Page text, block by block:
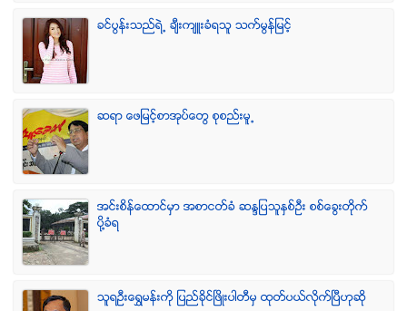
ခင္ပြန္းသည္ရဲ႕ ခ်ီးက်ဴးခံရသူ သက္မြန္ျမင့္
ဆရာ ေဖျမင့္စာအုပ္ေတြ စုစည္းမူ႕
အင္းစိန္ေထာင္မွာ အစာငတ္ခံ ဆႏၵျပသူႏွစ္ဦး စစ္ေခြးတုိက္
ပုိ႔ခံရ
သူရဦးေရႊမန္းကို ျပည္ခိုင္ျဖိဳးပါတီမွ ထုတ္ပယ္လိုက္ျပီဟုဆို